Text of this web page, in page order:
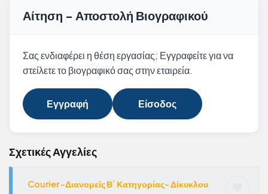
Αίτηση - Αποστολή Βιογραφικού
Σας ενδιαφέρει η θέση εργασίας; Εγγραφείτε για να
στείλετε το βιογραφικό σας στην εταιρεία.
Εγγραφή Είσοδος
Σχετικές Αγγελίες
Courier -Διανομείς Β΄ Κατηγορίας- Δίκυκλου